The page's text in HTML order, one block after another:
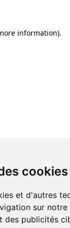
cookies
et d'autres
sur
des publicités
information).